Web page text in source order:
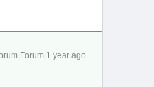
year ago